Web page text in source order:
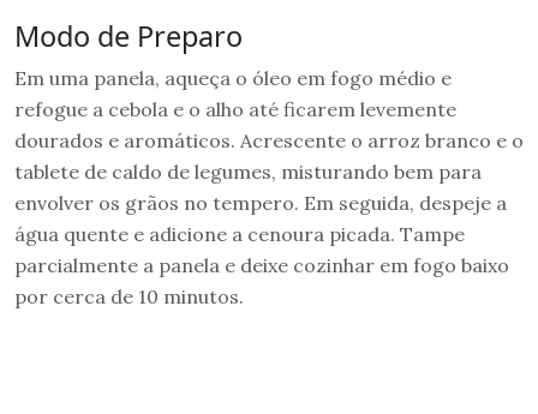
Modo de Preparo
Em uma panela, aqueça o óleo em fogo médio e
refogue a cebola e o alho até ficarem levemente
dourados e aromáticos. Acrescente o arroz branco e o
tablete de caldo de legumes, misturando bem para
envolver os grãos no tempero. Em seguida, despeje a
água quente e adicione a cenoura picada. Tampe
parcialmente a panela e deixe cozinhar em fogo baixo
por cerca de 10 minutos.